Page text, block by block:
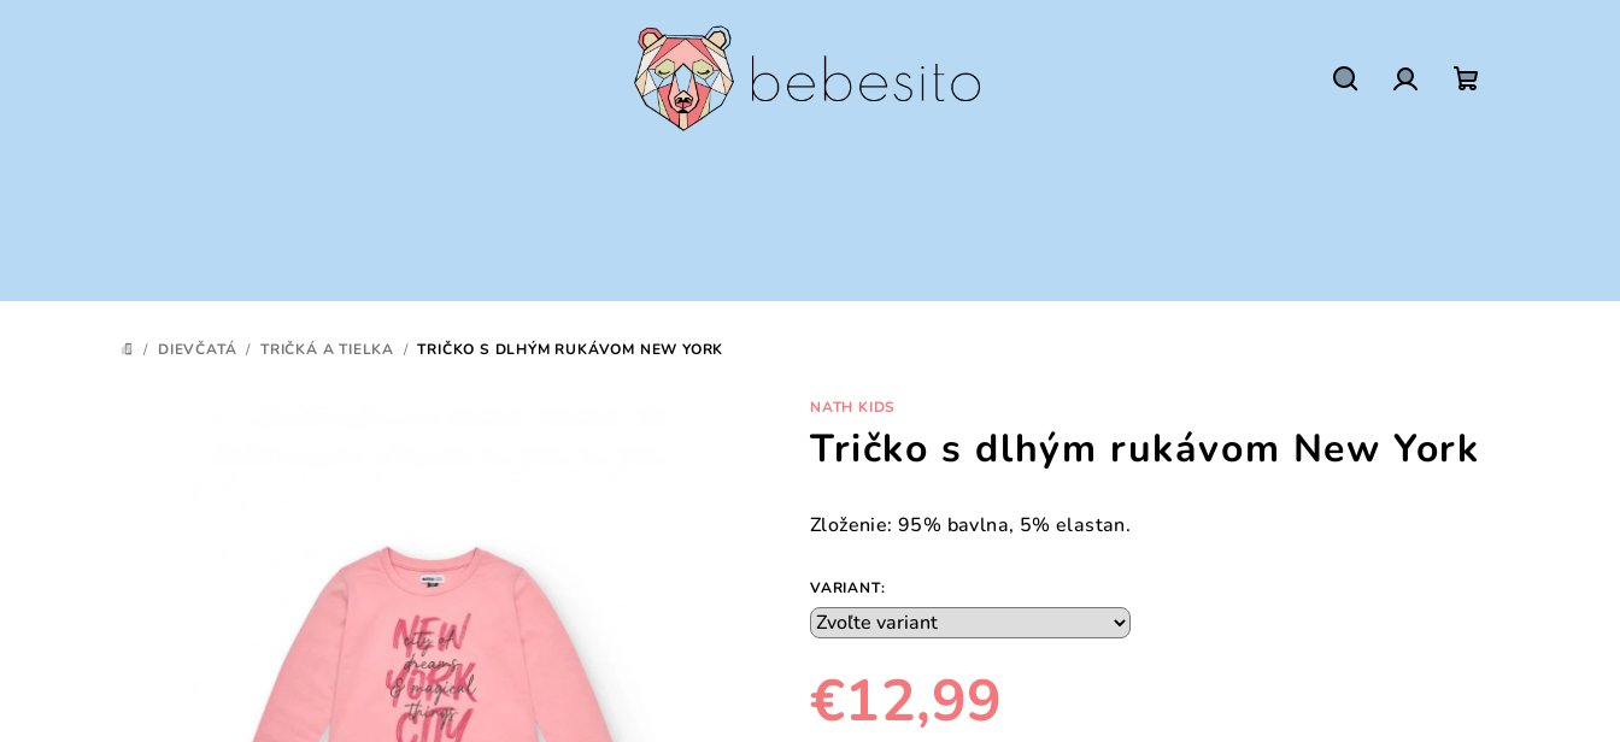
DOMOV
/ DIEVČATÁ / TRIČKÁ A TIELKA / TRIČKO S DLHÝM RUKÁVOM NEW YORK
NATH KIDS
Tričko s dlhým rukávom New York
Zloženie: 95% bavlna, 5% elastan.
VARIANT:
€12,99